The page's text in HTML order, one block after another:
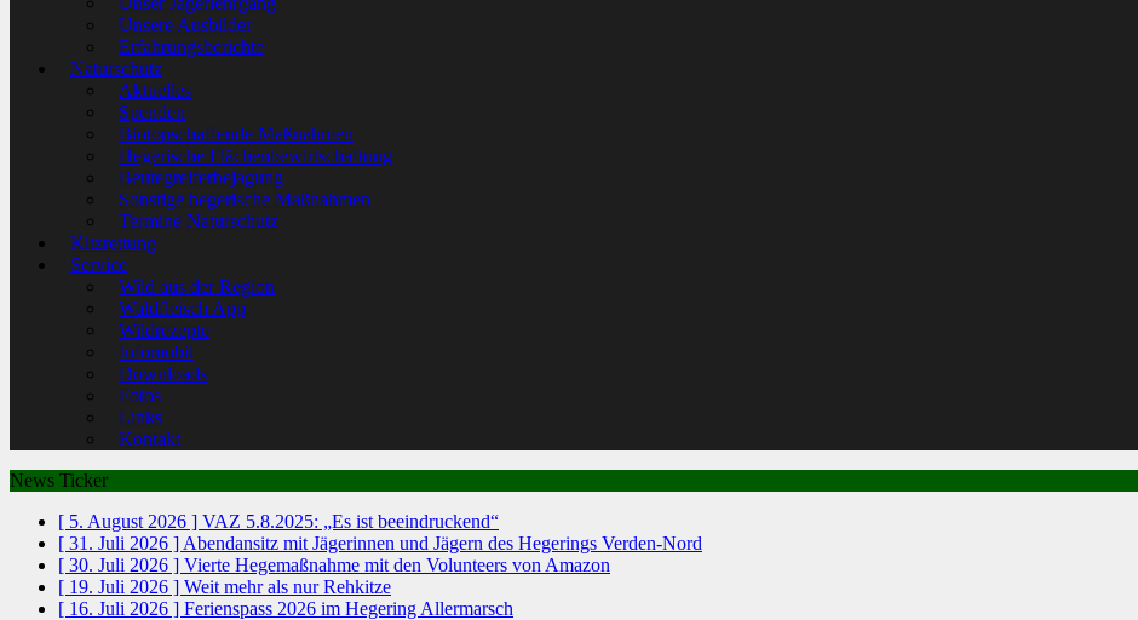
Unsere Ausbilder
Erfahrungsberichte
Naturschutz
Aktuelles
Spenden
Biotopschaffende Maßnahmen
Hegerische Flächenbewirtschaftung
Beutegreiferbejagung
Sonstige hegerische Maßnahmen
Termine Naturschutz
Kitzrettung
Service
Wild aus der Region
Waldfleisch App
Wildrezepte
Infomobil
Downloads
Fotos
Links
Kontakt
News Ticker
[ 5. August 2026 ] VAZ 5.8.2025: „Es ist beeindruckend“
[ 31. Juli 2026 ] Abendansitz mit Jägerinnen und Jägern des Hegerings Verden-Nord
[ 30. Juli 2026 ] Vierte Hegemaßnahme mit den Volunteers von Amazon
[ 19. Juli 2026 ] Weit mehr als nur Rehkitze
[ 16. Juli 2026 ] Ferienspass 2026 im Hegering Allermarsch